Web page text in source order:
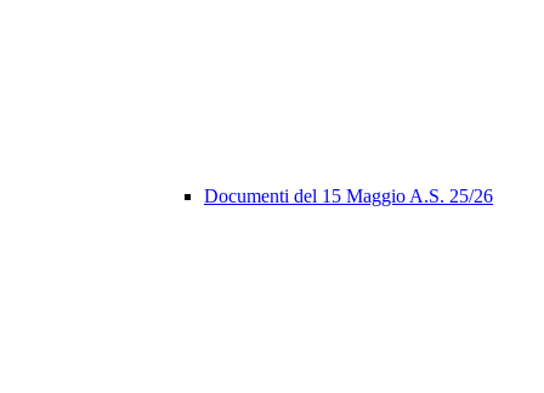
Documenti del 15 Maggio A.S. 25/26